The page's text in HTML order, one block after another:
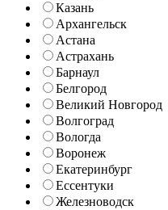
Казань
Архангельск
Астана
Астрахань
Барнаул
Белгород
Великий Новгород
Волгоград
Вологда
Воронеж
Екатеринбург
Ессентуки
Железноводск